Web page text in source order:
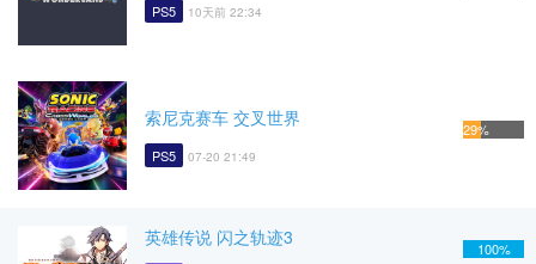
PS5 10天前 22:34
索尼克赛车 交叉世界
PS5 07-20 21:49
29%
英雄传说 闪之轨迹3 100%